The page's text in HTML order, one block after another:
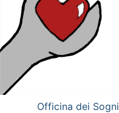
Officina dei Sogni